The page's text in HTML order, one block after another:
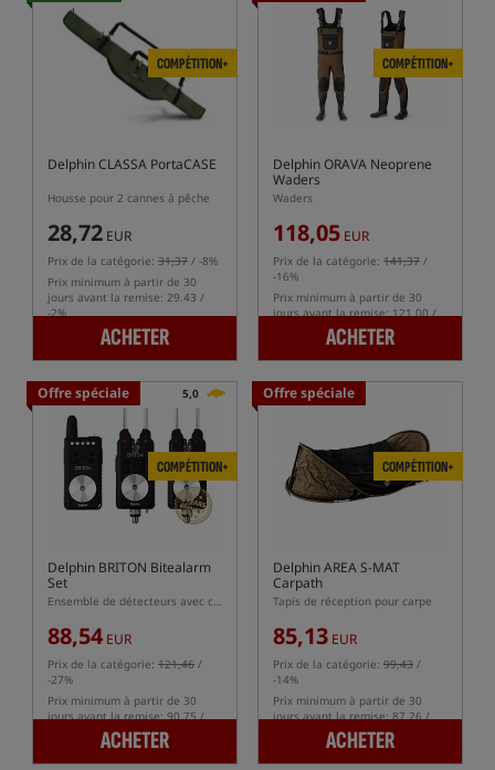
COMPÉTITION+
Delphin CLASSA PortaCASE
Housse pour 2 cannes à pêche
28,72 EUR
Prix de la catégorie: 31,37 / -8%
Prix minimum à partir de 30
jours avant la remise: 29.43 /
-2%
ACHETER
COMPÉTITION+
Delphin ORAVA Neoprene
Waders
Waders
118,05 EUR
Prix de la catégorie: 141,37 /
-16%
Prix minimum à partir de 30
jours avant la remise: 121.00 /
ACHETER
Offre spéciale 5,0
COMPÉTITION+
Delphin BRITON Bitealarm
Set
Ensemble de détecteurs avec centrale
88,54 EUR
Prix de la catégorie: 121,46 /
-27%
Prix minimum à partir de 30
jours avant la remise: 90.75 /
ACHETER
Offre spéciale
COMPÉTITION+
Delphin AREA S-MAT
Carpath
Tapis de réception pour carpe
85,13 EUR
Prix de la catégorie: 99,43 /
-14%
Prix minimum à partir de 30
jours avant la remise: 87.26 /
ACHETER